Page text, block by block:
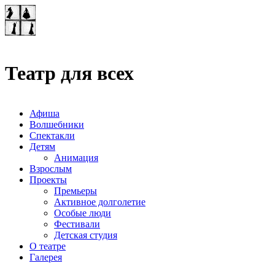
Театр для всех
Афиша
Волшебники
Спектакли
Детям
Анимация
Взрослым
Проекты
Премьеры
Активное долголетие
Особые люди
Фестивали
Детская студия
О театре
Галерея